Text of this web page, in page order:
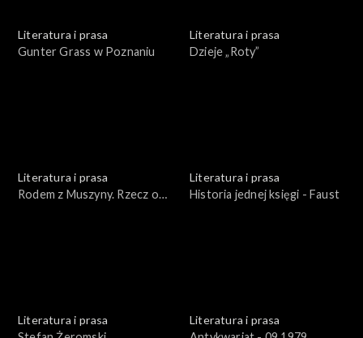
Literatura i prasa
Gunter Grass w Poznaniu
Literatura i prasa
Dzieje „Roty”
Literatura i prasa
Rodem z Muszyny. Rzecz o
Literatura i prasa
Historia jednej księgi - Faust
Literatura i prasa
Literatura i prasa